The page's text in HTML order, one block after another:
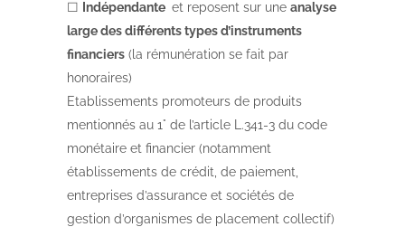
☐ Indépendante et reposent sur une analyse
large des différents types d’instruments
financiers (la rémunération se fait par
honoraires)
Etablissements promoteurs de produits
mentionnés au 1° de l’article L.341-3 du code
monétaire et financier (notamment
établissements de crédit, de paiement,
entreprises d’assurance et sociétés de
gestion d’organismes de placement collectif)